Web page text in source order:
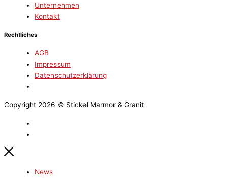
Unternehmen
Kontakt
Rechtliches
AGB
Impressum
Datenschutzerklärung
Copyright 2026 © Stickel Marmor & Granit
News